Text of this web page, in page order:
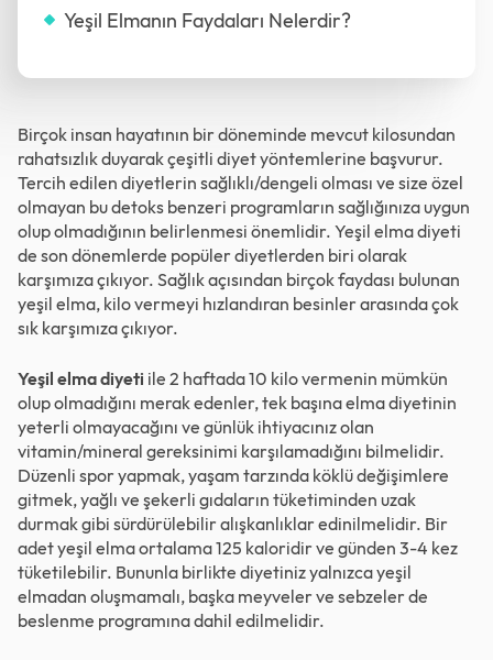
Yeşil Elmanın Faydaları Nelerdir?
Birçok insan hayatının bir döneminde mevcut kilosundan
rahatsızlık duyarak çeşitli diyet yöntemlerine başvurur.
Tercih edilen diyetlerin sağlıklı/dengeli olması ve size özel
olmayan bu detoks benzeri programların sağlığınıza uygun
olup olmadığının belirlenmesi önemlidir. Yeşil elma diyeti
de son dönemlerde popüler diyetlerden biri olarak
karşımıza çıkıyor. Sağlık açısından birçok faydası bulunan
yeşil elma, kilo vermeyi hızlandıran besinler arasında çok
sık karşımıza çıkıyor.
Yeşil elma diyeti ile 2 haftada 10 kilo vermenin mümkün
olup olmadığını merak edenler, tek başına elma diyetinin
yeterli olmayacağını ve günlük ihtiyacınız olan
vitamin/mineral gereksinimi karşılamadığını bilmelidir.
Düzenli spor yapmak, yaşam tarzında köklü değişimlere
gitmek, yağlı ve şekerli gıdaların tüketiminden uzak
durmak gibi sürdürülebilir alışkanlıklar edinilmelidir. Bir
adet yeşil elma ortalama 125 kaloridir ve günden 3-4 kez
tüketilebilir. Bununla birlikte diyetiniz yalnızca yeşil
elmadan oluşmamalı, başka meyveler ve sebzeler de
beslenme programına dahil edilmelidir.